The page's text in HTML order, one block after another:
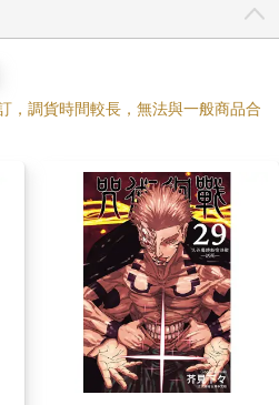
，調貨時間較長，無法與一般商品合